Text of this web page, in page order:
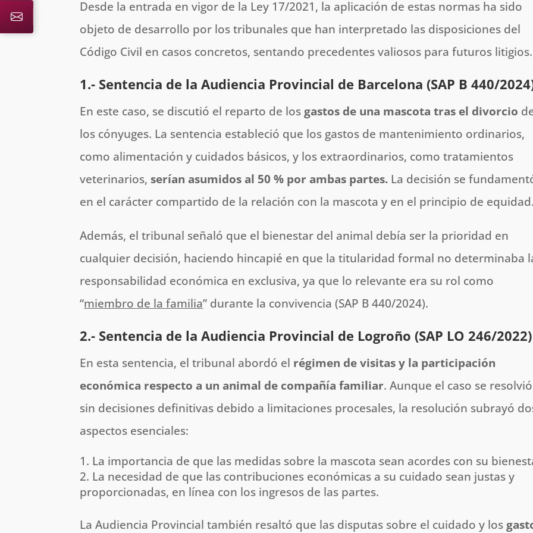
Desde la entrada en vigor de la Ley 17/2021, la aplicación de estas normas ha sido
objeto de desarrollo por los tribunales que han interpretado las disposiciones del
Código Civil en casos concretos, sentando precedentes valiosos para futuros litigios.
1.- Sentencia de la Audiencia Provincial de Barcelona (SAP B 440/
En este caso, se discutió el reparto de los gastos de una mascota tras el divorcio
los cónyuges. La sentencia estableció que los gastos de mantenimiento ordinarios,
como alimentación y cuidados básicos, y los extraordinarios, como tratamientos
veterinarios, serían asumidos al 50 % por ambas partes. La decisión se
en el carácter compartido de la relación con la mascota y en el principio de equidad.
Además, el tribunal señaló que el bienestar del animal debía ser la prioridad en
cualquier decisión, haciendo hincapié en que la titularidad formal no determinaba
responsabilidad económica en exclusiva, ya que lo relevante era su rol como
“miembro de la familia” durante la convivencia​ (SAP B 440/2024).
2.- Sentencia de la Audiencia Provincial de Logroño (SAP LO 246/2022)
En esta sentencia, el tribunal abordó el régimen de visitas y la participación
económica respecto a un animal de compañía familiar. Aunque el caso se resolvió
sin decisiones definitivas debido a limitaciones procesales, la resolución subrayó
aspectos esenciales:
La importancia de que las medidas sobre la mascota sean acordes con su
La necesidad de que las contribuciones económicas a su cuidado sean justas y
proporcionadas, en línea con los ingresos de las partes.
La Audiencia Provincial también resaltó que las disputas sobre el cuidado y los